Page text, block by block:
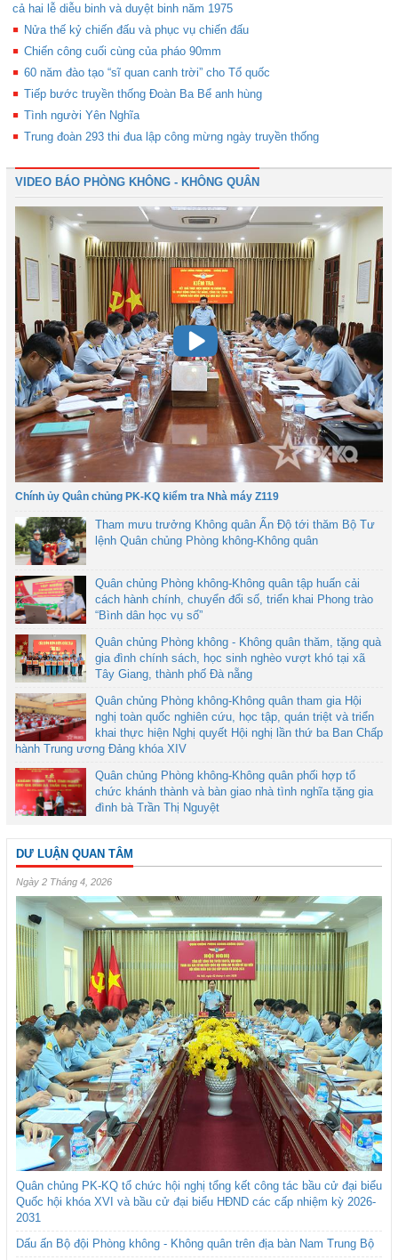
cả hai lễ diễu binh và duyệt binh năm 1975
Nửa thế kỷ chiến đấu và phục vụ chiến đấu
Chiến công cuối cùng của pháo 90mm
60 năm đào tạo “sĩ quan canh trời” cho Tổ quốc
Tiếp bước truyền thống Đoàn Ba Bể anh hùng
Tình người Yên Nghĩa
Trung đoàn 293 thi đua lập công mừng ngày truyền thống
VIDEO BÁO PHÒNG KHÔNG - KHÔNG QUÂN
Chính ủy Quân chủng PK-KQ kiểm tra Nhà máy Z119
Tham mưu trưởng Không quân Ấn Độ tới thăm Bộ Tư
lệnh Quân chủng Phòng không-Không quân
Quân chủng Phòng không-Không quân tập huấn cải
cách hành chính, chuyển đổi số, triển khai Phong trào
“Bình dân học vụ số”
Quân chủng Phòng không - Không quân thăm, tặng quà
gia đình chính sách, học sinh nghèo vượt khó tại xã
Tây Giang, thành phố Đà nẵng
Quân chủng Phòng không-Không quân tham gia Hội
nghị toàn quốc nghiên cứu, học tập, quán triệt và triển
khai thực hiện Nghị quyết Hội nghị lần thứ ba Ban Chấp
hành Trung ương Đảng khóa XIV
Quân chủng Phòng không-Không quân phối hợp tổ
chức khánh thành và bàn giao nhà tình nghĩa tặng gia
đình bà Trần Thị Nguyệt
DƯ LUẬN QUAN TÂM
Ngày 2 Tháng 4, 2026
Quân chủng PK-KQ tổ chức hội nghị tổng kết công tác bầu cử đại biểu
Quốc hội khóa XVI và bầu cử đại biểu HĐND các cấp nhiệm kỳ 2026-
2031
Dấu ấn Bộ đội Phòng không - Không quân trên địa bàn Nam Trung Bộ